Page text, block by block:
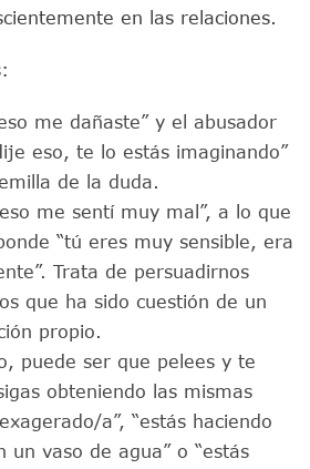
en las relaciones.
me dañaste” y el abusador
eso, te lo estás imaginando”
de la duda.
me sentí muy mal”, a lo que
“tú eres muy sensible, era
Trata de persuadirnos
que ha sido cuestión de un
propio.
puede ser que pelees y te
obteniendo las mismas
a”, “estás haciendo
un vaso de agua” o “estás